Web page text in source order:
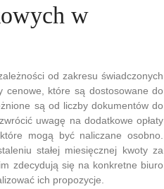
w
od zakresu świadczonych
cenowe, które są dostosowane do
są od liczby dokumentów do
uwagę na dodatkowe opłaty
mogą być naliczane osobno.
stałej miesięcznej kwoty za
zdecydują się na konkretne biuro
ich propozycje.